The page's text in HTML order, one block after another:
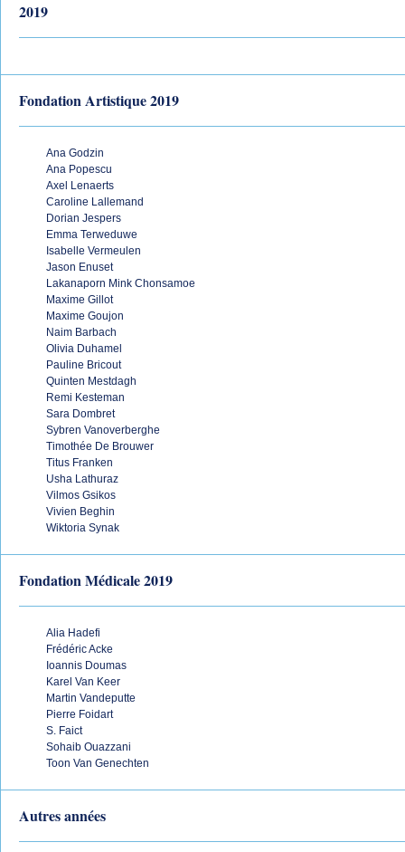
2019
Fondation Artistique 2019
Ana Godzin
Ana Popescu
Axel Lenaerts
Caroline Lallemand
Dorian Jespers
Emma Terweduwe
Isabelle Vermeulen
Jason Enuset
Lakanaporn Mink Chonsamoe
Maxime Gillot
Maxime Goujon
Naim Barbach
Olivia Duhamel
Pauline Bricout
Quinten Mestdagh
Remi Kesteman
Sara Dombret
Sybren Vanoverberghe
Timothée De Brouwer
Titus Franken
Usha Lathuraz
Vilmos Gsikos
Vivien Beghin
Wiktoria Synak
Fondation Médicale 2019
Alia Hadefi
Frédéric Acke
Ioannis Doumas
Karel Van Keer
Martin Vandeputte
Pierre Foidart
S. Faict
Sohaib Ouazzani
Toon Van Genechten
Autres années